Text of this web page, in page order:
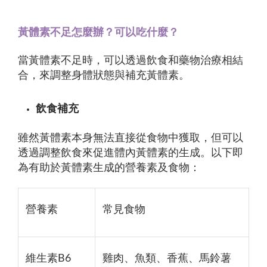
黃體素不足怎麼辦？可以吃什麼？
當黃體素不足時，可以透過飲食和藥物治療相結
合，來調整身體狀態與補充黃體素。
飲食補充
雖然黃體素本身無法直接從食物中獲取，但可以
透過調整飲食來促進體內黃體素的生成。以下即
為有助於黃體素生成的營養素及食物：
營養素 常見食物
維生素B6
雞肉、魚類、香蕉、馬鈴薯